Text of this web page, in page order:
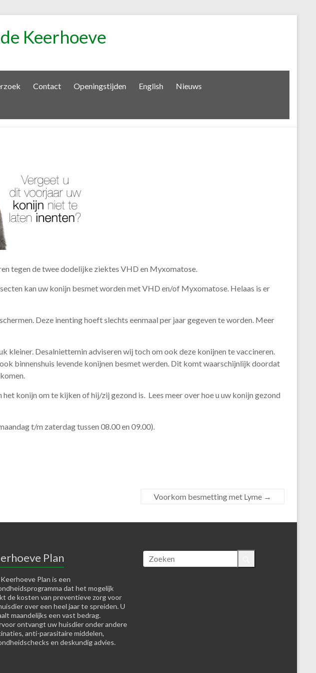
Keerhoeve
Contact Openingstijden English Nieuws
tegen de twee dodelijke ziektes VHD en Myxomatose.
kan uw konijn besmet worden met VHD en/of Myxomatose. Helaas is er
Deze inenting hoeft slechts eenmaal per jaar gegeven te worden. Meer
kleiner. Desalniettemin adviseren wij toch om ook deze konijnen te vaccineren.
binnenshuis levende konijnen besmet werden. Dit komt waarschijnlijk doordat
konijn om te kijken of hij/zij gezond is. Lees meer over hoe u uw konijn gezond
t/m zaterdag tussen 08.00 en 09.00).
Voorkom besmetting met Lyme →
Plan
Plan is een
dat het mogelijk
de kosten van preventieve zorg voor
over een heel jaar te spreiden. U
maandelijks een vast bedrag.
ontvangt uw huisdier onder andere
anti-parasitaire middelen,
en deskundig advies.